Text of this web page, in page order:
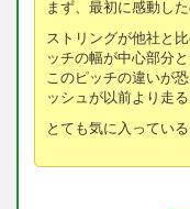
まず、最初に感動し
ストリングが他社と
ッチの幅が中心部分
このピッチの違いが
ッシュが以前より走る
とても気に入っている